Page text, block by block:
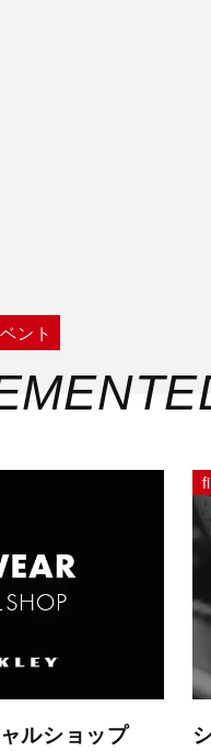
ント
ルショップ